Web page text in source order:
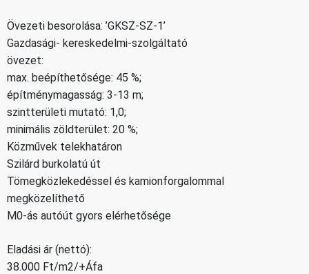
Övezeti besorolása: ’GKSZ-SZ-1’
Gazdasági- kereskedelmi-szolgáltató
övezet:
max. beépíthetősége: 45 %;
építménymagasság: 3-13 m;
szintterületi mutató: 1,0;
minimális zöldterület: 20 %;
Közművek telekhatáron
Szilárd burkolatú út
Tömegközlekedéssel és kamionforgalommal
megközelíthető
M0-ás autóút gyors elérhetősége
Eladási ár (nettó):
38.000 Ft/m2/+Áfa